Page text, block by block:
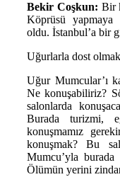
Bekir Coşkun: Bir
Köprüsü yapmaya
oldu. İstanbul’a bir
Uğurlarla dost
Uğur Mumcular’ı
Ne konuşabiliriz?
salonlarda
Burada turizmi,
konuşmamız
konuşmak? Bu
Mumcu’yla
Ölümün yerini